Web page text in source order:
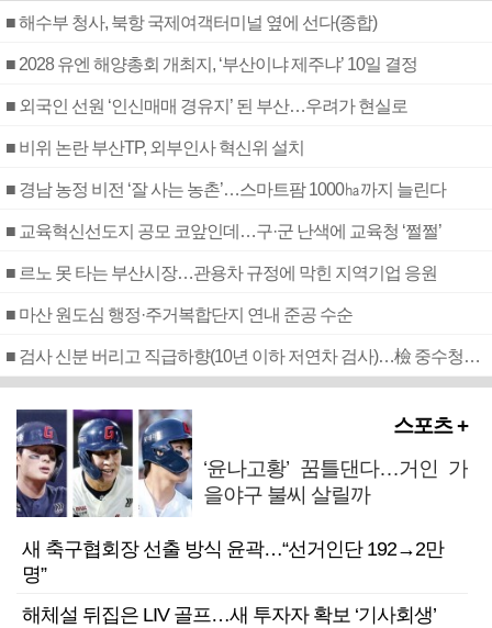
■ 해수부 청사, 북항 국제여객터미널 옆에 선다(종합)
■ 2028 유엔 해양총회 개최지, ‘부산이냐 제주냐’ 10일 결정
■ 외국인 선원 ‘인신매매 경유지’ 된 부산…우려가 현실로
■ 비위 논란 부산TP, 외부인사 혁신위 설치
■ 경남 농정 비전 ‘잘 사는 농촌’…스마트팜 1000㏊까지 늘린다
■ 교육혁신선도지 공모 코앞인데…구·군 난색에 교육청 ‘쩔쩔’
■ 르노 못 타는 부산시장…관용차 규정에 막힌 지역기업 응원
■ 마산 원도심 행정·주거복합단지 연내 준공 수순
■ 검사 신분 버리고 직급하향(10년 이하 저연차 검사)…檢 중수청행 기피
스포츠 +
‘윤나고황’ 꿈틀댄다…거인 가
을야구 불씨 살릴까
새 축구협회장 선출 방식 윤곽…“선거인단 192→2만
명”
해체설 뒤집은 LIV 골프…새 투자자 확보 ‘기사회생’